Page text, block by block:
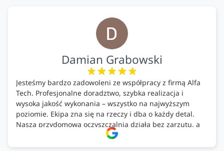
Damian Grabowski
Jesteśmy bardzo zadowoleni ze współpracy z firmą Alfa
Tech. Profesjonalne doradztwo, szybka realizacja i
wysoka jakość wykonania – wszystko na najwyższym
poziomie. Ekipa zna się na rzeczy i dba o każdy detal.
Nasza przydomowa oczyszczalnia działa bez zarzutu, a
całość została wykonana zgodnie z terminem i
ustaleniami. Z czystym sumieniem polecamy Alfa Tech